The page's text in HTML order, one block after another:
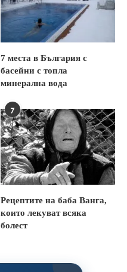
7 места в България с
басейни с топла
минерална вода
7
Рецептите на баба Ванга,
които лекуват всяка
болест